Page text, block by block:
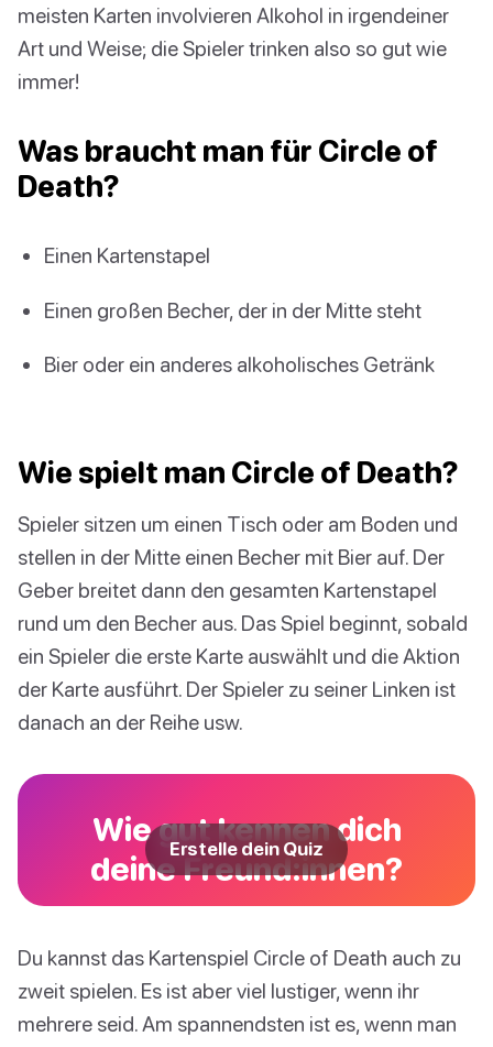
meisten Karten involvieren Alkohol in irgendeiner
Art und Weise; die Spieler trinken also so gut wie
immer!
Was braucht man für Circle of
Death?
Einen Kartenstapel
Einen großen Becher, der in der Mitte steht
Bier oder ein anderes alkoholisches Getränk
Wie spielt man Circle of Death?
Spieler sitzen um einen Tisch oder am Boden und
stellen in der Mitte einen Becher mit Bier auf. Der
Geber breitet dann den gesamten Kartenstapel
rund um den Becher aus. Das Spiel beginnt, sobald
ein Spieler die erste Karte auswählt und die Aktion
der Karte ausführt. Der Spieler zu seiner Linken ist
danach an der Reihe usw.
Wie gut kennen dich
deine Freund:innen?
Erstelle dein Quiz
Du kannst das Kartenspiel Circle of Death auch zu
zweit spielen. Es ist aber viel lustiger, wenn ihr
mehrere seid. Am spannendsten ist es, wenn man